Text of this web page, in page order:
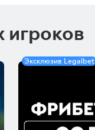
игроков
Эксклюзив Legalbet